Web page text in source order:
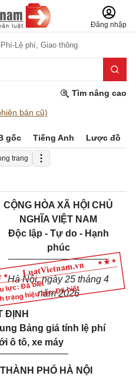
Đăng nhập
Lệ phí, Giao thông
Tìm nâng cao
bản cũ)
gốc Tiếng Anh Lược đồ
trang
lực: Đã biết
trạng hiệu lực: Đã biết
CỘNG HÒA XÃ HỘI CHỦ
NGHĨA VIỆT NAM
Độc lập - Tự do - Hạnh
phúc
___________________
Hà Nội, ngày 25 tháng 4
năm 2026
ĐỊNH
Bảng giá tính lệ phí
ô tô, xe máy
PHỐ HÀ NỘI